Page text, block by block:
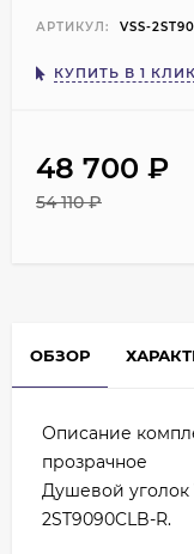
АРТИКУЛ: VSS-
КУПИТЬ В 1 КЛИК
48 700 ₽
54 110₽
ОБЗОР
Описание
прозрачное
Душевой уголок
2ST9090CLB-R.